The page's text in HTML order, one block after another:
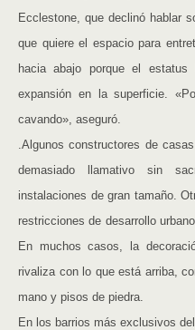
Ecclestone, que declinó hablar
que quiere el espacio para
hacia abajo porque el
expansión en la superficie.
cavando», aseguró.
.Algunos constructores de
demasiado llamativo sin
instalaciones de gran tamaño.
restricciones de desarrollo
En muchos casos, la
rivaliza con lo que está arriba,
mano y pisos de piedra.
En los barrios más exclusivos